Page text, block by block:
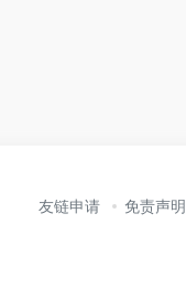
友链申请 免责声明